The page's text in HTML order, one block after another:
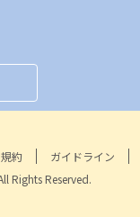
約 ガイドライン
Rights Reserved.